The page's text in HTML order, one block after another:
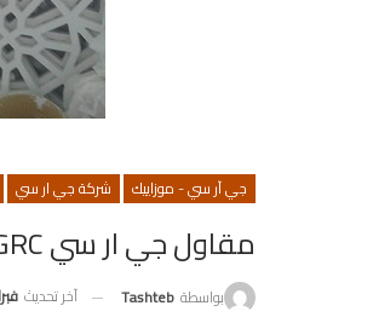
جي آر سي - موزاييك شركة جي ار سي
مقاول جي ار سي GRC ديكورات واجهات جي ار سي بالكويت
بواسطة Tashteb آخر تحديث